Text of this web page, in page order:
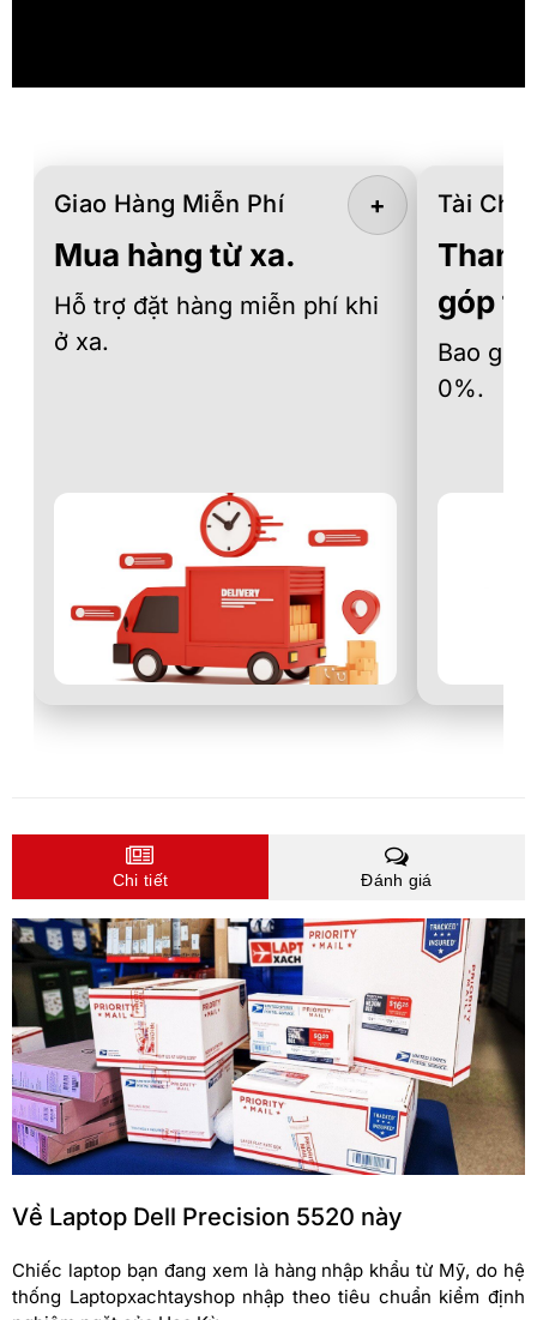
Giao Hàng Miễn Phí
Mua hàng từ xa.
Hỗ trợ đặt hàng miễn phí khi
ở xa.
+ Tài
góp
Bao
0%.
Chi tiết Đánh giá
Về Laptop Dell Precision 5520 này
Chiếc laptop bạn đang xem là hàng nhập khẩu từ Mỹ, do hệ
thống Laptopxachtayshop nhập theo tiêu chuẩn kiểm định